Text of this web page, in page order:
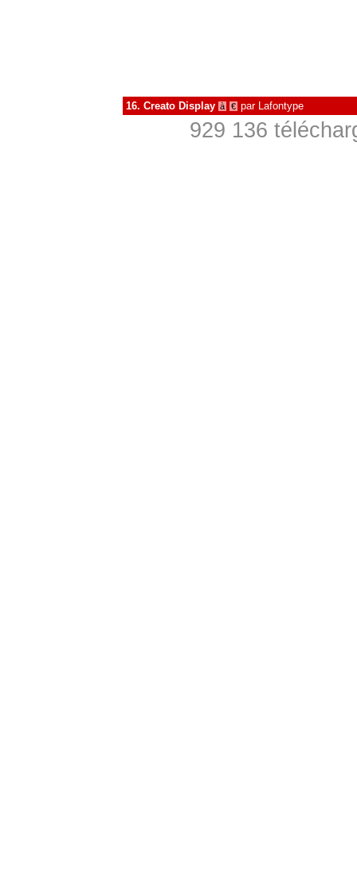
16. Creato Display à € par Lafontype
929 136